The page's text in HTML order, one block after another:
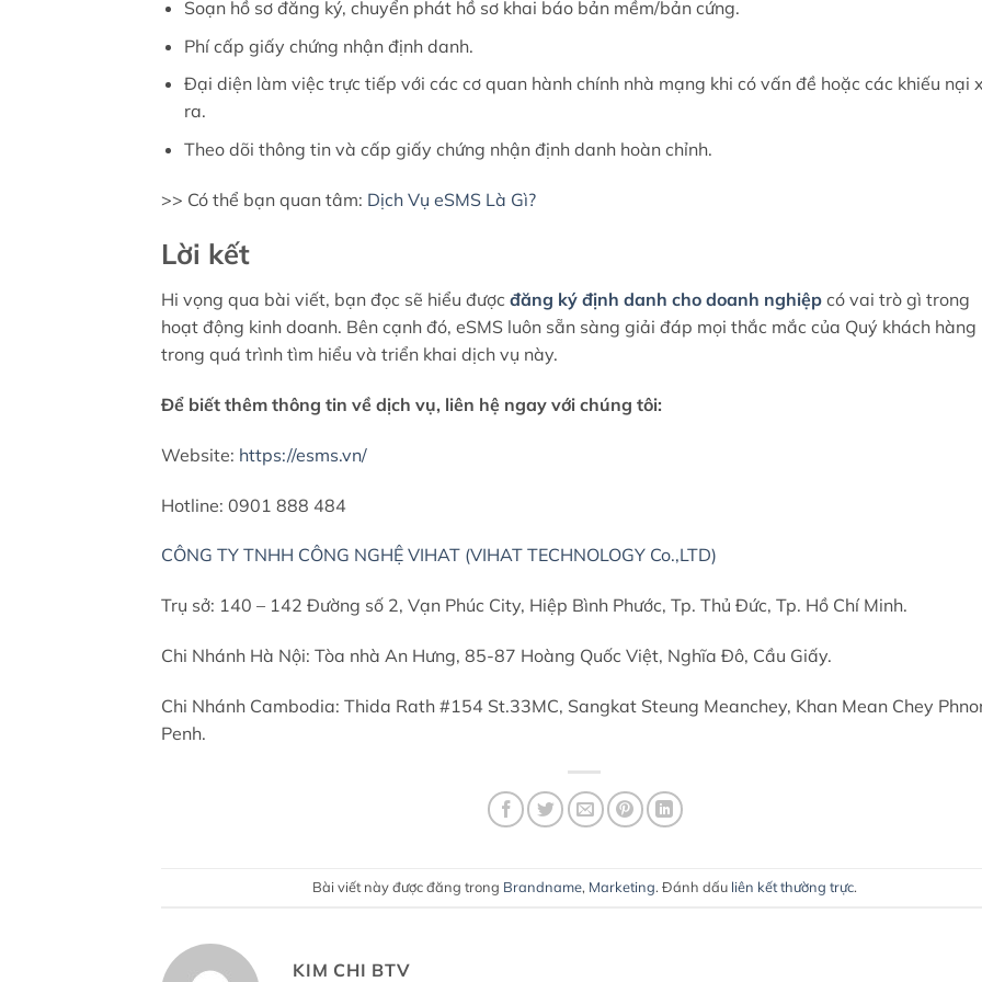
Soạn hồ sơ đăng ký, chuyển phát hồ sơ khai báo bản mềm/bản cứng.
Phí cấp giấy chứng nhận định danh.
Đại diện làm việc trực tiếp với các cơ quan hành chính nhà mạng khi có vấn đề hoặc các khiếu nại
ra.
Theo dõi thông tin và cấp giấy chứng nhận định danh hoàn chỉnh.
>> Có thể bạn quan tâm: Dịch Vụ eSMS Là Gì?
Lời kết
Hi vọng qua bài viết, bạn đọc sẽ hiểu được đăng ký định danh cho doanh nghiệp có vai trò gì trong
hoạt động kinh doanh. Bên cạnh đó, eSMS luôn sẵn sàng giải đáp mọi thắc mắc của Quý khách hàng
trong quá trình tìm hiểu và triển khai dịch vụ này.
Để biết thêm thông tin về dịch vụ, liên hệ ngay với chúng tôi:
Website: https://esms.vn/
Hotline: 0901 888 484
CÔNG TY TNHH CÔNG NGHỆ VIHAT (VIHAT TECHNOLOGY Co.,LTD)
Trụ sở: 140 – 142 Đường số 2, Vạn Phúc City, Hiệp Bình Phước, Tp. Thủ Đức, Tp. Hồ Chí Minh.
Chi Nhánh Hà Nội: Tòa nhà An Hưng, 85-87 Hoàng Quốc Việt, Nghĩa Đô, Cầu Giấy.
Chi Nhánh Cambodia: Thida Rath #154 St.33MC, Sangkat Steung Meanchey, Khan Mean Chey
Penh.
Bài viết này được đăng trong Brandname, Marketing. Đánh dấu liên kết thường trực.
KIM CHI BTV